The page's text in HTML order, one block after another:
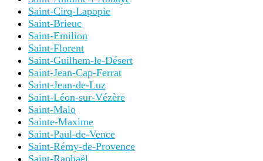
Saint-Cirq-Lapopie
Saint-Brieuc
Saint-Emilion
Saint-Florent
Saint-Guilhem-le-Désert
Saint-Jean-Cap-Ferrat
Saint-Jean-de-Luz
Saint-Léon-sur-Vézère
Saint-Malo
Sainte-Maxime
Saint-Paul-de-Vence
Saint-Rémy-de-Provence
Saint-Raphaël